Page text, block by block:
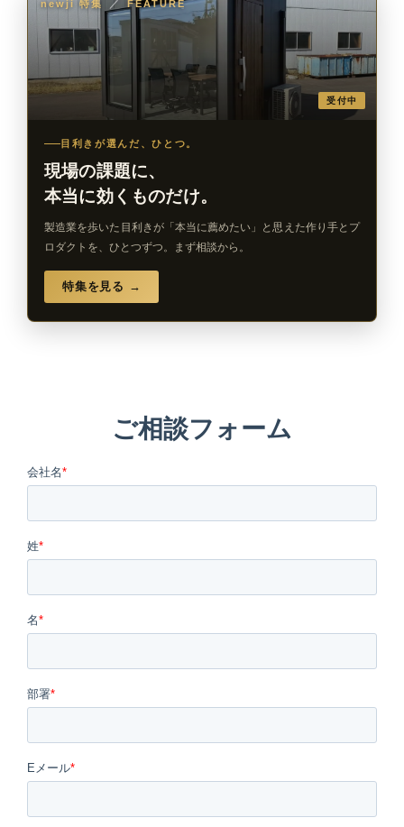
newji 特集 ／ FEATURE
受付中
目利きが選んだ、ひとつ。
現場の課題に、
本当に効くものだけ。
製造業を歩いた目利きが「本当に薦めたい」と思えた作り手とプ
ロダクトを、ひとつずつ。まず相談から。
特集を見る →